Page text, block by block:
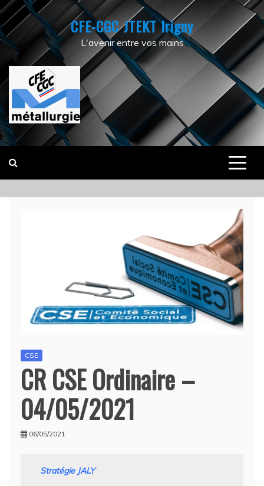
Skip
to
content
CFE-CGC JTEKT Irigny
L'avenir entre vos mains
CSE
CR CSE Ordinaire –
04/05/2021
06/05/2021
Stratégie JALY